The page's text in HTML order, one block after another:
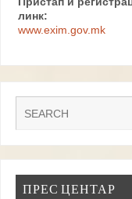
линк:
www.exim.gov.mk
ПРЕС ЦЕНТАР